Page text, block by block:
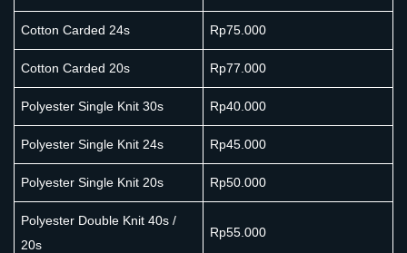
Cotton Carded 24s Rp75.000
Cotton Carded 20s Rp77.000
Polyester Single Knit 30s Rp40.000
Polyester Single Knit 24s Rp45.000
Polyester Single Knit 20s Rp50.000
Polyester Double Knit 40s /
20s
Rp55.000